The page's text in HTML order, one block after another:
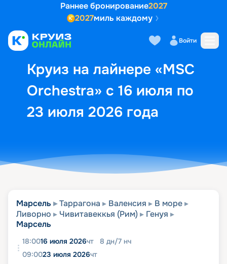
Раннее бронирование2027
2027миль каждому
Войти
Круиз на лайнере «MSC
Orchestra» с 16 июля по
23 июля 2026 года
Выбор кают Маршрут и
Марсель Таррагона Валенсия
В море
Ливорно
Чивитавеккья (Рим)
Генуя
Марсель
18:0016 июля 2026чт 8 дн/7 нч
09:0023 июля 2026чт